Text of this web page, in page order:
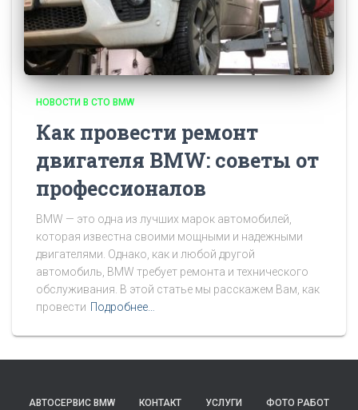
НОВОСТИ В СТО BMW
Как провести ремонт
двигателя BMW: советы от
профессионалов
BMW — это одна из лучших марок автомобилей,
которая известна своими мощными и надежными
двигателями. Однако, как и любой другой
автомобиль, BMW требует ремонта и технического
обслуживания. В этой статье мы расскажем Вам, как
провести Подробнее…
АВТОСЕРВИС BMW КОНТАКТ УСЛУГИ ФОТО РАБОТ